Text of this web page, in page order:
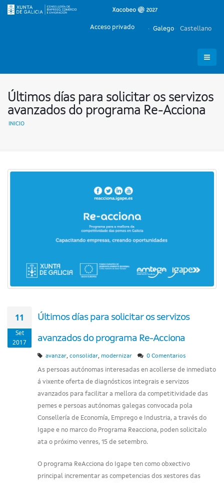
Galego Castellano
Acceso privado
Últimos días para solicitar os servizos
avanzados do programa Re-Acciona
INICIO
11
Set
2017
Últimos días para solicitar os servizos
avanzados do programa Re-Acciona
avanzar, consolidar, modernizar 0 Comentarios
As persoas autónomas interesadas en acollerse de inmediato
á vixente oferta de diagnósticos integrais e servizos
avanzados para facilitar a mellora da competitividade das
pemes e persoas autónomas galegas convocada pola
Consellería de Economía, Emprego e Industria, a través do
Igape e no marco do Programa Reacciona, poden solicitalo
ata o próximo venres, 15 de setembro.
O programa ReAcciona do Igape ten como obxectivo
principal incrementar as competencias dos xestores das